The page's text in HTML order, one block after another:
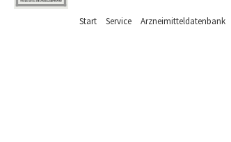
Start Service Arzneimitteldatenbank